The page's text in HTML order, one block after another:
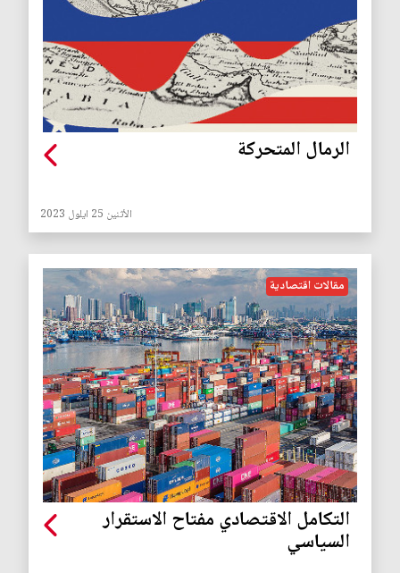
الرمال المتحركة
الأثنين 25 ايلول 2023
مقالات اقتصادية
التكامل الاقتصادي مفتاح الاستقرار
السياسي